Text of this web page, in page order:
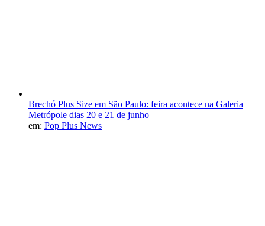
Brechó Plus Size em São Paulo: feira acontece na Galeria
Metrópole dias 20 e 21 de junho
em: Pop Plus News